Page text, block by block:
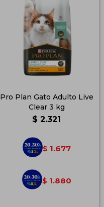
Pro Plan Gato Adulto Live
Clear 3 kg
$ 2.321
$ 1.677
$ 1.880